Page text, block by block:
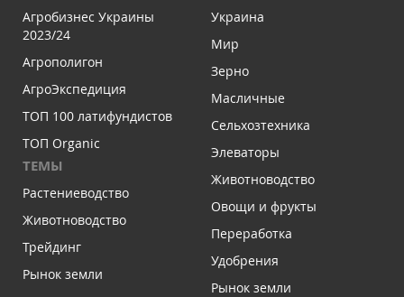
Агробизнес Украины
2023/24
Агрополигон
АгроЭкспедиция
ТОП 100 латифундистов
ТОП Organic
ТЕМЫ
Растениеводство
Животноводство
Трейдинг
Рынок земли
Украина
Мир
Зерно
Масличные
Сельхозтехника
Элеваторы
Животноводство
Овощи и фрукты
Переработка
Удобрения
Рынок земли